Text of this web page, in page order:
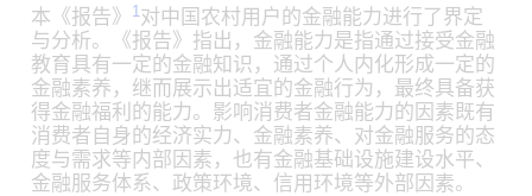
本《报告》
1 对中国农村用户的金融能力进行了界定
与分析。《报告》指出，金融能力是指通过接受金融
教育具有一定的金融知识，通过个人内化形成一定的
金融素养，继而展示出适宜的金融行为，最终具备获
得金融福利的能力。影响消费者金融能力的因素既有
消费者自身的经济实力、金融素养、对金融服务的态
度与需求等内部因素，也有金融基础设施建设水平、
金融服务体系、政策环境、信用环境等外部因素。